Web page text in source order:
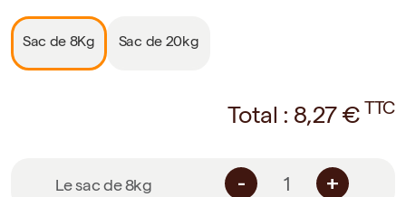
Sac de 8Kg Sac de 20kg
Total : 8,27 € TTC
Le sac de 8kg - +